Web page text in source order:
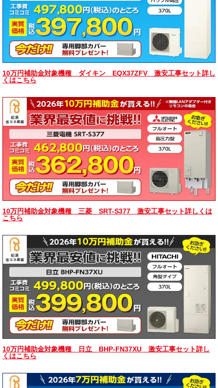
10万円補助金対象機種 ダイキン EQX37ZFV 激安工事セット詳し
くはこちら
10万円補助金対象機種 三菱 SRT-S377 激安工事セット詳しくは
こちら
10万円補助金対象機種 日立 BHP-FN37XU 激安工事セット詳し
くはこちら